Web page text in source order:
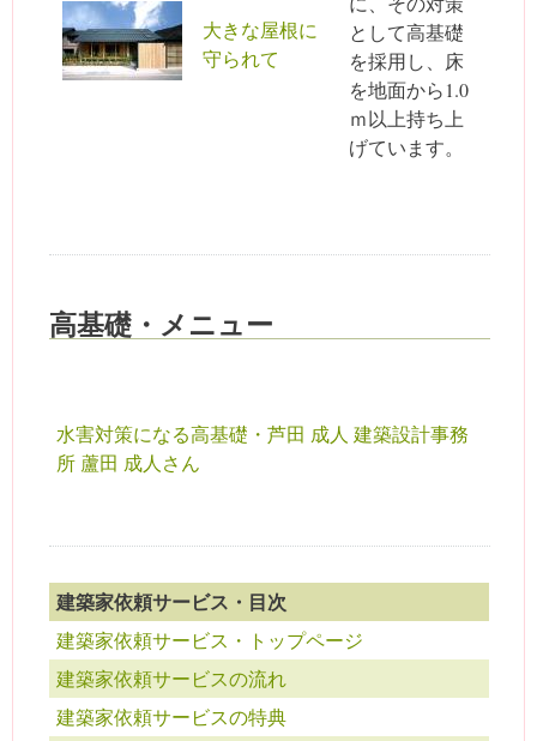
大きな屋根に
守られて
として高基礎
を採用し、床
を地面から1.0
ｍ以上持ち上
げています。
高基礎・メニュー
水害対策になる高基礎・芦田 成人 建築設計事務
所 蘆田 成人さん
建築家依頼サービス・目次
建築家依頼サービス・トップページ
建築家依頼サービスの流れ
建築家依頼サービスの特典